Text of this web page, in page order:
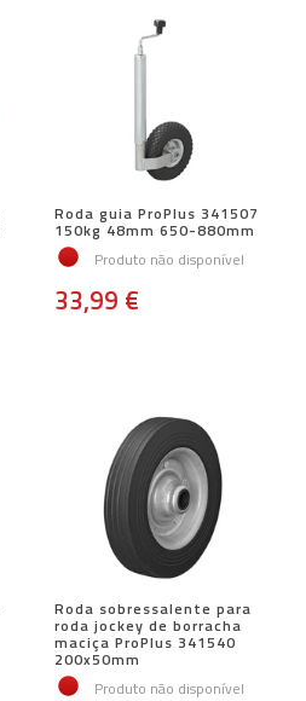
Roda guia ProPlus 341507
150kg 48mm 650-880mm
Produto não disponível
33,99 €
Roda sobressalente para
roda jockey de borracha
maciça ProPlus 341540
200x50mm
Produto não disponível